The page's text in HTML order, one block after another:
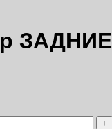
ЗАДНИЕ